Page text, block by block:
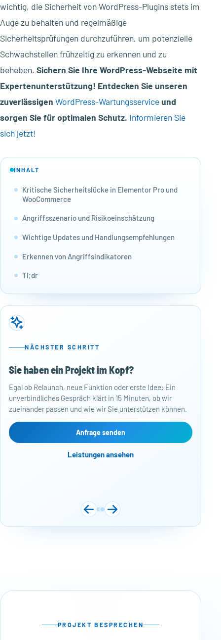
wichtig, die Sicherheit von WordPress-Plugins stets im
Auge zu behalten und regelmäßige
Sicherheitsprüfungen durchzuführen, um potenzielle
Schwachstellen frühzeitig zu erkennen und zu
beheben. Sichern Sie Ihre WordPress-Webseite mit
Expertenunterstützung! Entdecken Sie unseren
zuverlässigen WordPress-Wartungsserviceund
sorgen Sie für optimalen Schutz. Informieren Sie
sich jetzt!
INHALT
Kritische Sicherheitslücke in Elementor Pro und
WooCommerce
Angriffsszenario und Risikoeinschätzung
Wichtige Updates und Handlungsempfehlungen
Erkennen von Angriffsindikatoren
Tl;dr
NÄCHSTER SCHRITT
Sie haben ein Projekt im Kopf?
Egal ob Relaunch, neue Funktion oder erste Idee: Ein
unverbindliches Gespräch klärt in 15 Minuten, ob wir
zueinander passen und wie wir Sie unterstützen können.
Anfrage senden
Leistungen ansehen
PROJEKT BESPRECHEN